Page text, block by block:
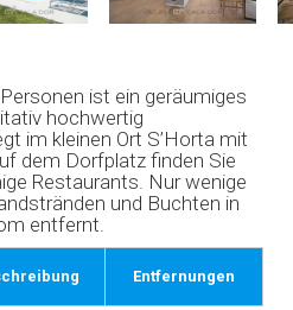
ist ein geräumiges
hochwertig
im kleinen Ort S’Horta mit
dem Dorfplatz finden Sie
Restaurants. Nur wenige
und Buchten in
entfernt.
Entfernungen